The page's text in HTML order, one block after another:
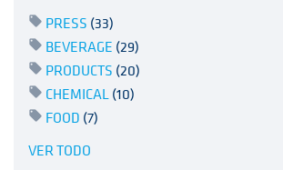
PRESS (33)
BEVERAGE (29)
PRODUCTS (20)
CHEMICAL(10)
FOOD (7)
VER TODO